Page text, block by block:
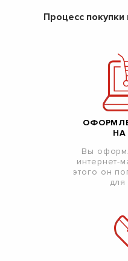
Процесс покупки
НА
Вы
интернет-
этого он
для